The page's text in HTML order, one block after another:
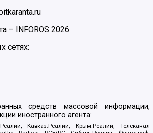
–
INFOROS 2026
сетях:
средств массовой информации,
иностранного агента:
Кавказ.Реалии, Крым.Реалии, Телеканал